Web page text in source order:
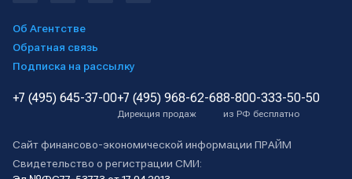
Об Агентстве
Обратная связь
Подписка на рассылку
+7 (495) 645-37-00+7 (495) 968-62-68
Дирекция продаж
8-800-333-50-50
из РФ бесплатно
Сайт финансово-экономической информации ПРАЙМ
Свидетельство о регистрации СМИ: